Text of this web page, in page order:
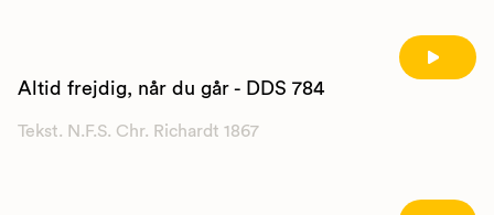
Altid frejdig, når du går - DDS 784
Tekst. N.F.S. Chr. Richardt 1867